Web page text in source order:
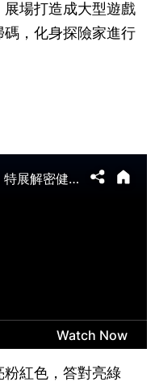
場打造成大型遊戲
，化身探險家進行
紅色，答對亮綠